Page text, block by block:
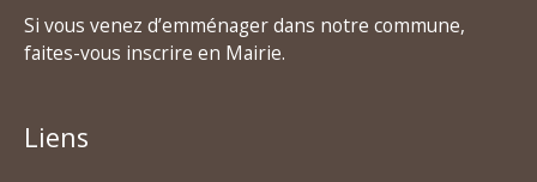
Si vous venez d’emménager dans notre commune,
faites-vous inscrire en Mairie.
Liens